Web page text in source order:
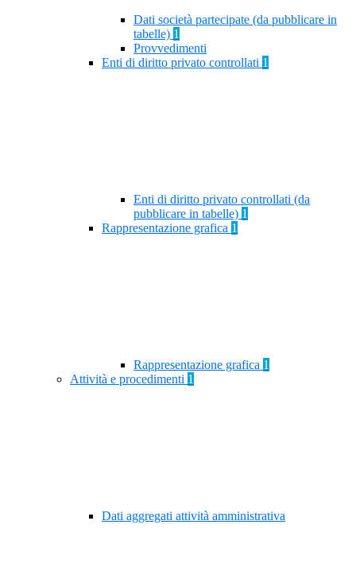
Dati società partecipate (da pubblicare in
tabelle) 1
Provvedimenti
Enti di diritto privato controllati 1
Enti di diritto privato controllati (da
pubblicare in tabelle) 1
Rappresentazione grafica 1
Rappresentazione grafica 1
Attività e procedimenti 1
Dati aggregati attività amministrativa